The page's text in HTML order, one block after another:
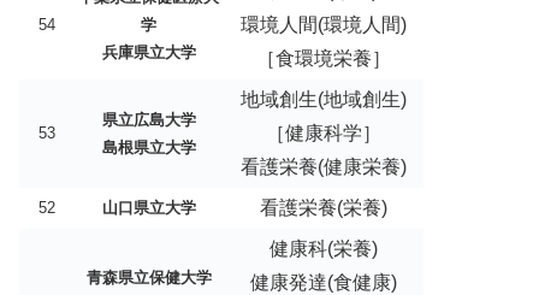
54
学
兵庫県立大学
環境人間(環境人間)
［食環境栄養］
53
県立広島大学
島根県立大学
地域創生(地域創生)
［健康科学］
看護栄養(健康栄養)
52 山口県立大学 看護栄養(栄養)
青森県立保健大学
健康科(栄養)
健康発達(食健康)